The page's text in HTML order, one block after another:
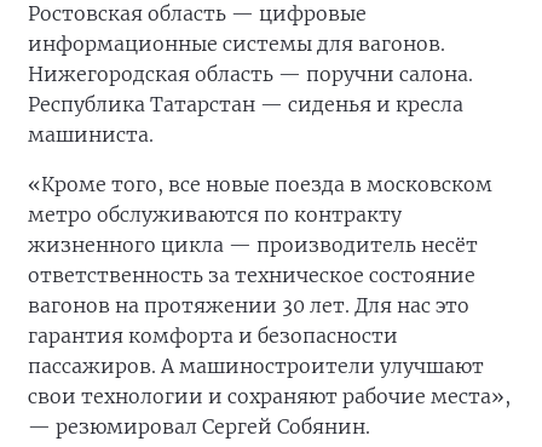
Ростовская область — цифровые
информационные системы для вагонов.
Нижегородская область — поручни салона.
Республика Татарстан — сиденья и кресла
машиниста.
«Кроме того, все новые поезда в московском
метро обслуживаются по контракту
жизненного цикла — производитель несёт
ответственность за техническое состояние
вагонов на протяжении 30 лет. Для нас это
гарантия комфорта и безопасности
пассажиров. А машиностроители улучшают
свои технологии и сохраняют рабочие места»,
— резюмировал Сергей Собянин.